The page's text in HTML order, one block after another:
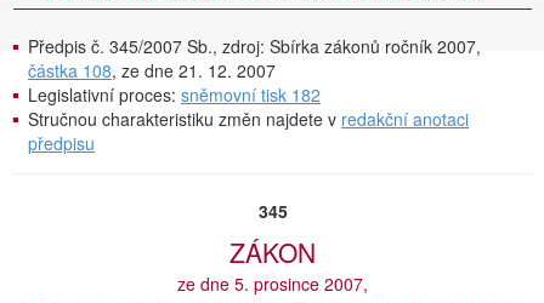
Předpis č. 345/2007 Sb., zdroj: Sbírka zákonů ročník 2007,
částka 108, ze dne 21. 12. 2007
Legislativní proces: sněmovní tisk 182
Stručnou charakteristiku změn najdete v redakční anotaci
předpisu
345
ZÁKON
ze dne 5. prosince 2007,